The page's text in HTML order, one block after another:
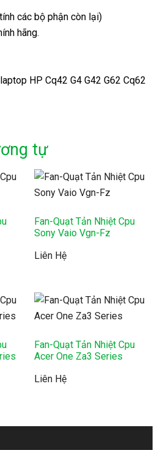
các bộ phận còn lại)
hãng.
HP Cq42 G4 G42 G62 Cq62
tự
Fan-Quạt Tản Nhiệt Cpu
Sony Vaio Vgn-Fz
Liên Hệ
Fan-Quạt Tản Nhiệt Cpu
Acer One Za3 Series
Liên Hệ